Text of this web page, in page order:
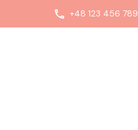
+48 123 456 789